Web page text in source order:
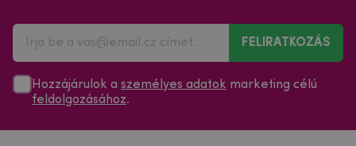
FELIRATKOZÁS
Hozzájárulok a személyes adatok marketing célú
feldolgozásához.